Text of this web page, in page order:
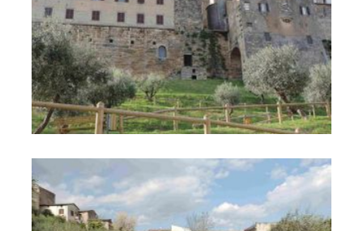
Parco Cittadino "Orto del Vescovo" "Caduti di Nassirya"